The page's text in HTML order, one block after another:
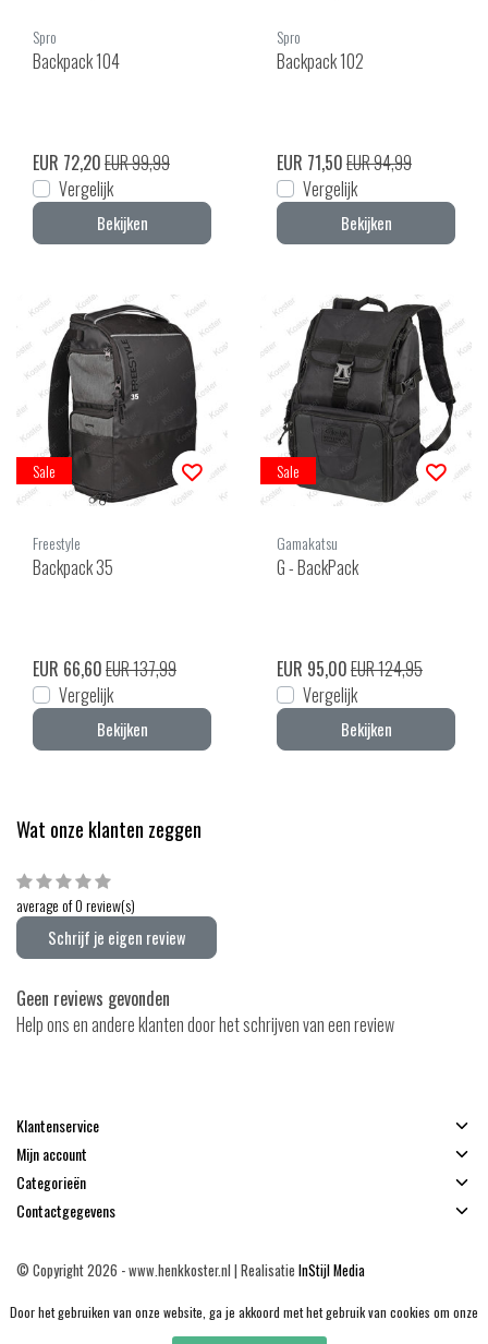
Spro
Backpack 104
EUR 72,20EUR 99,99
Vergelijk
Bekijken
Spro
Backpack 102
EUR 71,50EUR 94,99
Vergelijk
Bekijken
Sale
Freestyle
Backpack 35
EUR 66,60EUR 137,99
Vergelijk
Bekijken
Sale
Gamakatsu
G - BackPack
EUR 95,00EUR 124,95
Vergelijk
Bekijken
Wat onze klanten zeggen
average of 0 review(s)
Schrijf je eigen review
Geen reviews gevonden
Help ons en andere klanten door het schrijven van een review
Klantenservice
Mijn account
Categorieën
Contactgegevens
© Copyright 2026 - www.henkkoster.nl | Realisatie InStijl Media
Door het gebruiken van onze website, ga je akkoord met het gebruik van cookies om onze